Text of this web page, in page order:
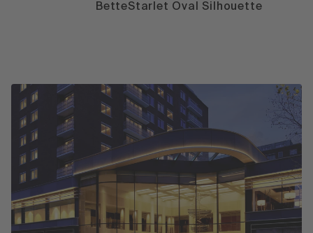
BetteStarlet Oval Silhouette